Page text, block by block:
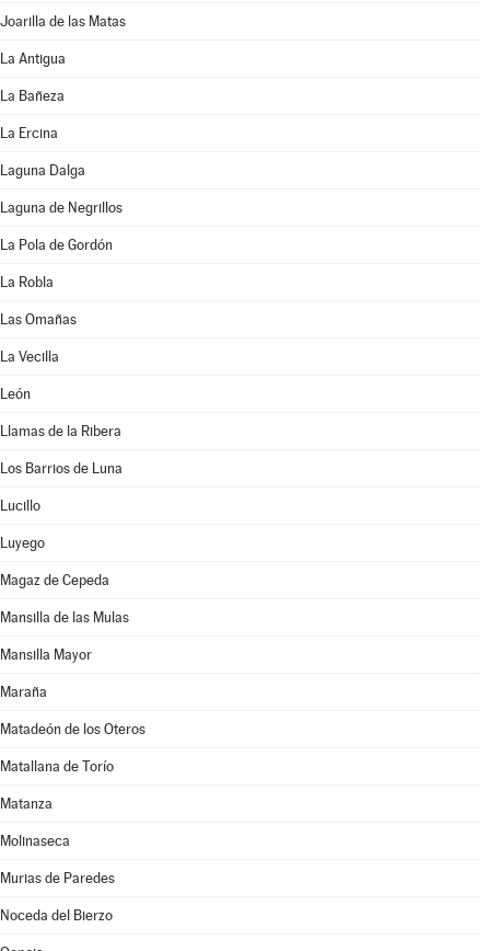
Joarilla de las Matas
La Antigua
La Bañeza
La Ercina
Laguna Dalga
Laguna de Negrillos
La Pola de Gordón
La Robla
Las Omañas
La Vecilla
León
Llamas de la Ribera
Los Barrios de Luna
Lucillo
Luyego
Magaz de Cepeda
Mansilla de las Mulas
Mansilla Mayor
Maraña
Matadeón de los Oteros
Matallana de Torío
Matanza
Molinaseca
Murias de Paredes
Noceda del Bierzo